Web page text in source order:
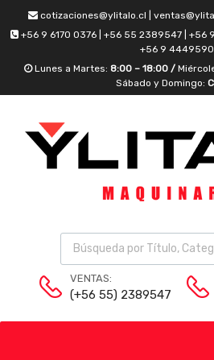
cotizaciones@ylitalo.cl |
+56 9 6170 0376 | +56 55 2389547 | +56
+56 9
Lunes a Martes: 8:00 – 18:00 /
Sábado y Domingo:
VENTAS:
(+56 55) 2389547